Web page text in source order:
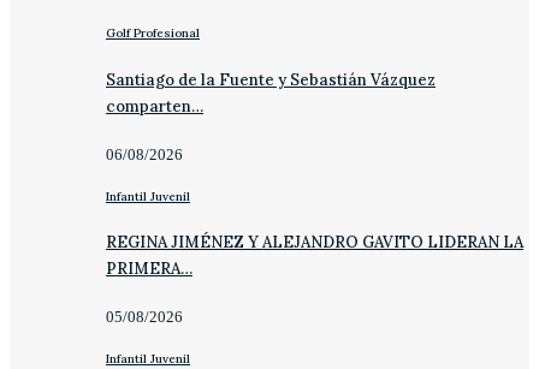
Golf Profesional
Santiago de la Fuente y Sebastián Vázquez
comparten…
06/08/2026
Infantil Juvenil
REGINA JIMÉNEZ Y ALEJANDRO GAVITO LIDERAN LA
PRIMERA…
05/08/2026
Infantil Juvenil